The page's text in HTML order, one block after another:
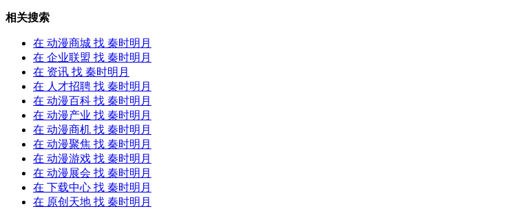
相关搜索
在 动漫商城 找 秦时明月
在 企业联盟 找 秦时明月
在 资讯 找 秦时明月
在 人才招聘 找 秦时明月
在 动漫百科 找 秦时明月
在 动漫产业 找 秦时明月
在 动漫商机 找 秦时明月
在 动漫聚焦 找 秦时明月
在 动漫游戏 找 秦时明月
在 动漫展会 找 秦时明月
在 下载中心 找 秦时明月
在 原创天地 找 秦时明月